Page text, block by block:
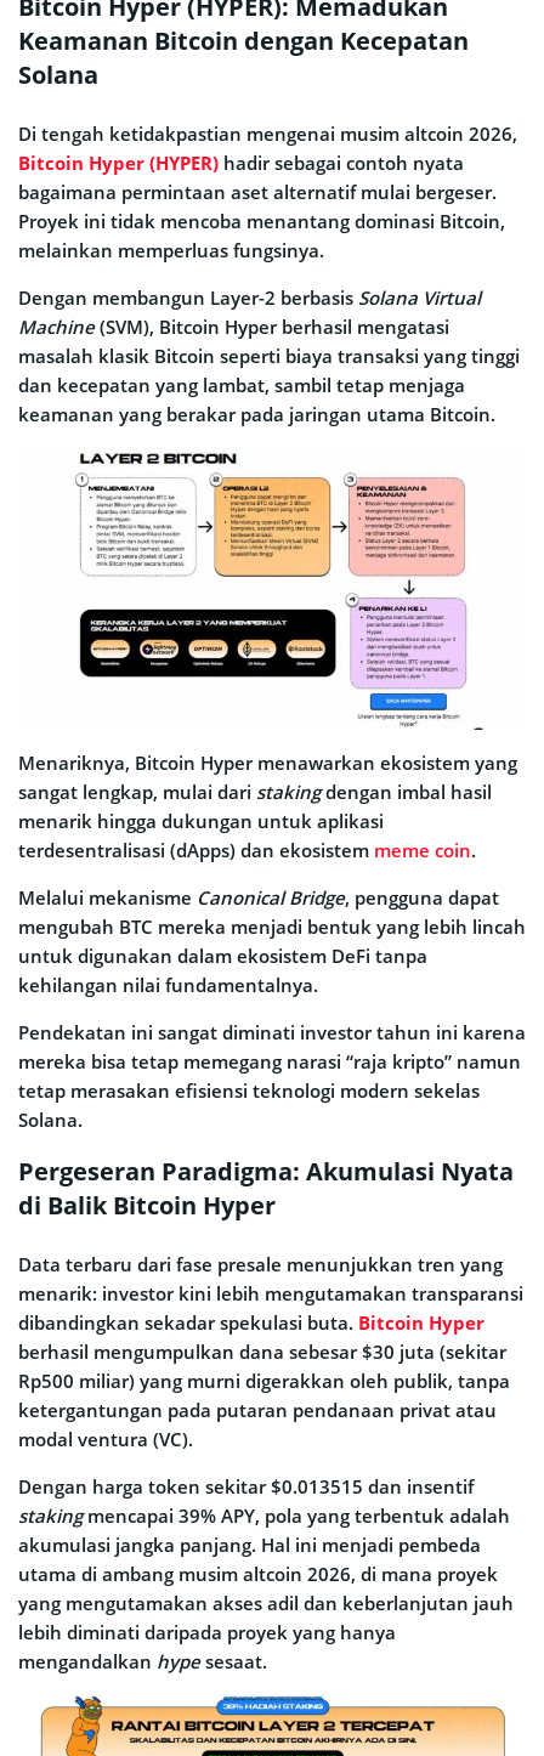
Keamanan Bitcoin dengan Kecepatan
Solana
Di tengah ketidakpastian mengenai musim altcoin 2026,
Bitcoin Hyper (HYPER) hadir sebagai contoh nyata
bagaimana permintaan aset alternatif mulai bergeser.
Proyek ini tidak mencoba menantang dominasi Bitcoin,
melainkan memperluas fungsinya.
Dengan membangun Layer-2 berbasis Solana Virtual
Machine(SVM), Bitcoin Hyper berhasil mengatasi
masalah klasik Bitcoin seperti biaya transaksi yang tinggi
dan kecepatan yang lambat, sambil tetap menjaga
keamanan yang berakar pada jaringan utama Bitcoin.
Menariknya, Bitcoin Hyper menawarkan ekosistem yang
sangat lengkap, mulai dari stakingdengan imbal hasil
menarik hingga dukungan untuk aplikasi
terdesentralisasi (dApps) dan ekosistem meme coin.
Melalui mekanisme Canonical Bridge, pengguna dapat
mengubah BTC mereka menjadi bentuk yang lebih lincah
untuk digunakan dalam ekosistem DeFi tanpa
kehilangan nilai fundamentalnya.
Pendekatan ini sangat diminati investor tahun ini karena
mereka bisa tetap memegang narasi “raja kripto” namun
tetap merasakan efisiensi teknologi modern sekelas
Solana.
Pergeseran Paradigma: Akumulasi Nyata
di Balik Bitcoin Hyper
Data terbaru dari fase presale menunjukkan tren yang
menarik: investor kini lebih mengutamakan transparansi
dibandingkan sekadar spekulasi buta. Bitcoin Hyper
berhasil mengumpulkan dana sebesar $30 juta (sekitar
Rp500 miliar) yang murni digerakkan oleh publik, tanpa
ketergantungan pada putaran pendanaan privat atau
modal ventura (VC).
Dengan harga token sekitar $0.013515 dan insentif
stakingmencapai 39% APY, pola yang terbentuk adalah
akumulasi jangka panjang. Hal ini menjadi pembeda
utama di ambang musim altcoin 2026, di mana proyek
yang mengutamakan akses adil dan keberlanjutan jauh
lebih diminati daripada proyek yang hanya
mengandalkan hypesesaat.